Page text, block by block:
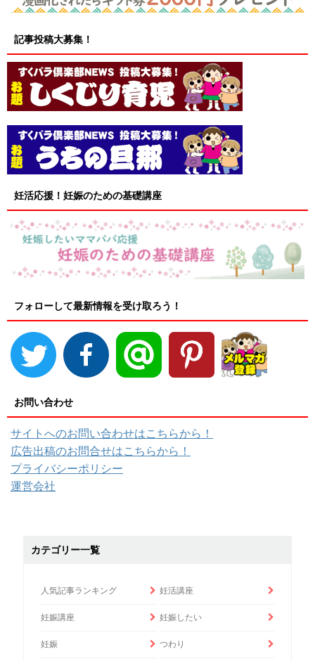
記事投稿大募集！
妊活応援！妊娠のための基礎講座
フォローして最新情報を受け取ろう！
お問い合わせ
サイトへのお問い合わせはこちらから！
広告出稿のお問合せはこちらから！
プライバシーポリシー
運営会社
カテゴリー一覧
人気記事ランキング 妊活講座
妊娠講座 妊娠したい
妊娠 つわり